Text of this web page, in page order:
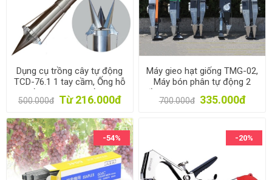
Dụng cụ trồng cây tự động
TCD-76.1 1 tay cầm, Ống hỗ
trợ trồng cây, Máy trồng cây
gieo hạt
500.000đ Từ 216.000đ
Máy gieo hạt giống TMG-02,
Máy bón phân tự động 2
đầu ra, Dụng cụ gieo hạt bán
tự động, Gieo Ngô, Lạc, Đậu
700.000đ 335.000đ
-54% -20%